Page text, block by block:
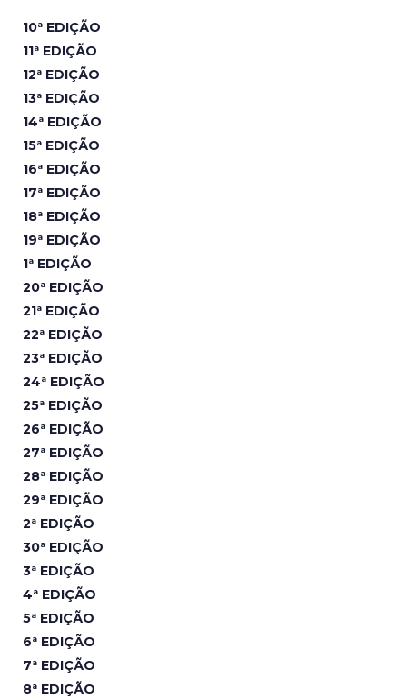
10ª EDIÇÃO
11ª EDIÇÃO
12ª EDIÇÃO
13ª EDIÇÃO
14ª EDIÇÃO
15ª EDIÇÃO
16ª EDIÇÃO
17ª EDIÇÃO
18ª EDIÇÃO
19ª EDIÇÃO
1ª EDIÇÃO
20ª EDIÇÃO
21ª EDIÇÃO
22ª EDIÇÃO
23ª EDIÇÃO
24ª EDIÇÃO
25ª EDIÇÃO
26ª EDIÇÃO
27ª EDIÇÃO
28ª EDIÇÃO
29ª EDIÇÃO
2ª EDIÇÃO
30ª EDIÇÃO
3ª EDIÇÃO
4ª EDIÇÃO
5ª EDIÇÃO
6ª EDIÇÃO
7ª EDIÇÃO
8ª EDIÇÃO